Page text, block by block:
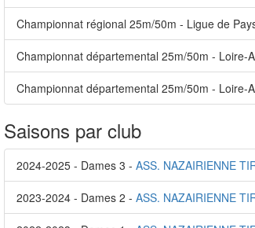
Championnat régional 25m/50m - Ligue de
Championnat départemental 25m/50m - Loire-
Championnat départemental 25m/50m -
Saisons par club
2024-2025 - Dames 3 - ASS. NAZAIRIENNE
2023-2024 - Dames 2 - ASS. NAZAIRIENNE